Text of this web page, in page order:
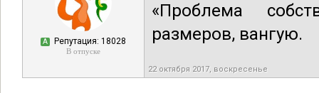
А Репутация: 18028
В отпуске
«Проблема
размеров, вангую.
22 октября 2017, воскресенье